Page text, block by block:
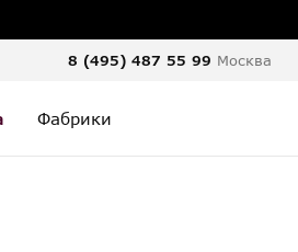
8 (495) 487 55 99 Москва
Фабрики